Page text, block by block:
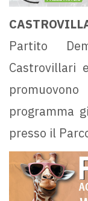
Partito
Castrovillari
programma
presso il